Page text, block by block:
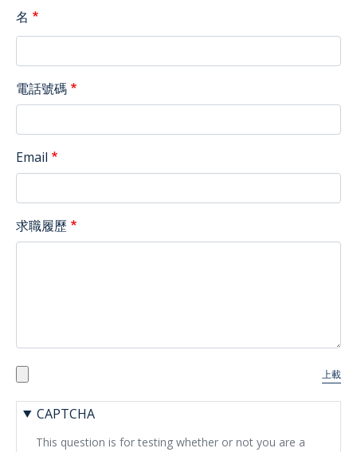
名
電話號碼
Email
求職履歷
Upload 上載
60 MB limit.
CAPTCHA
This question is for testing whether or not you are a